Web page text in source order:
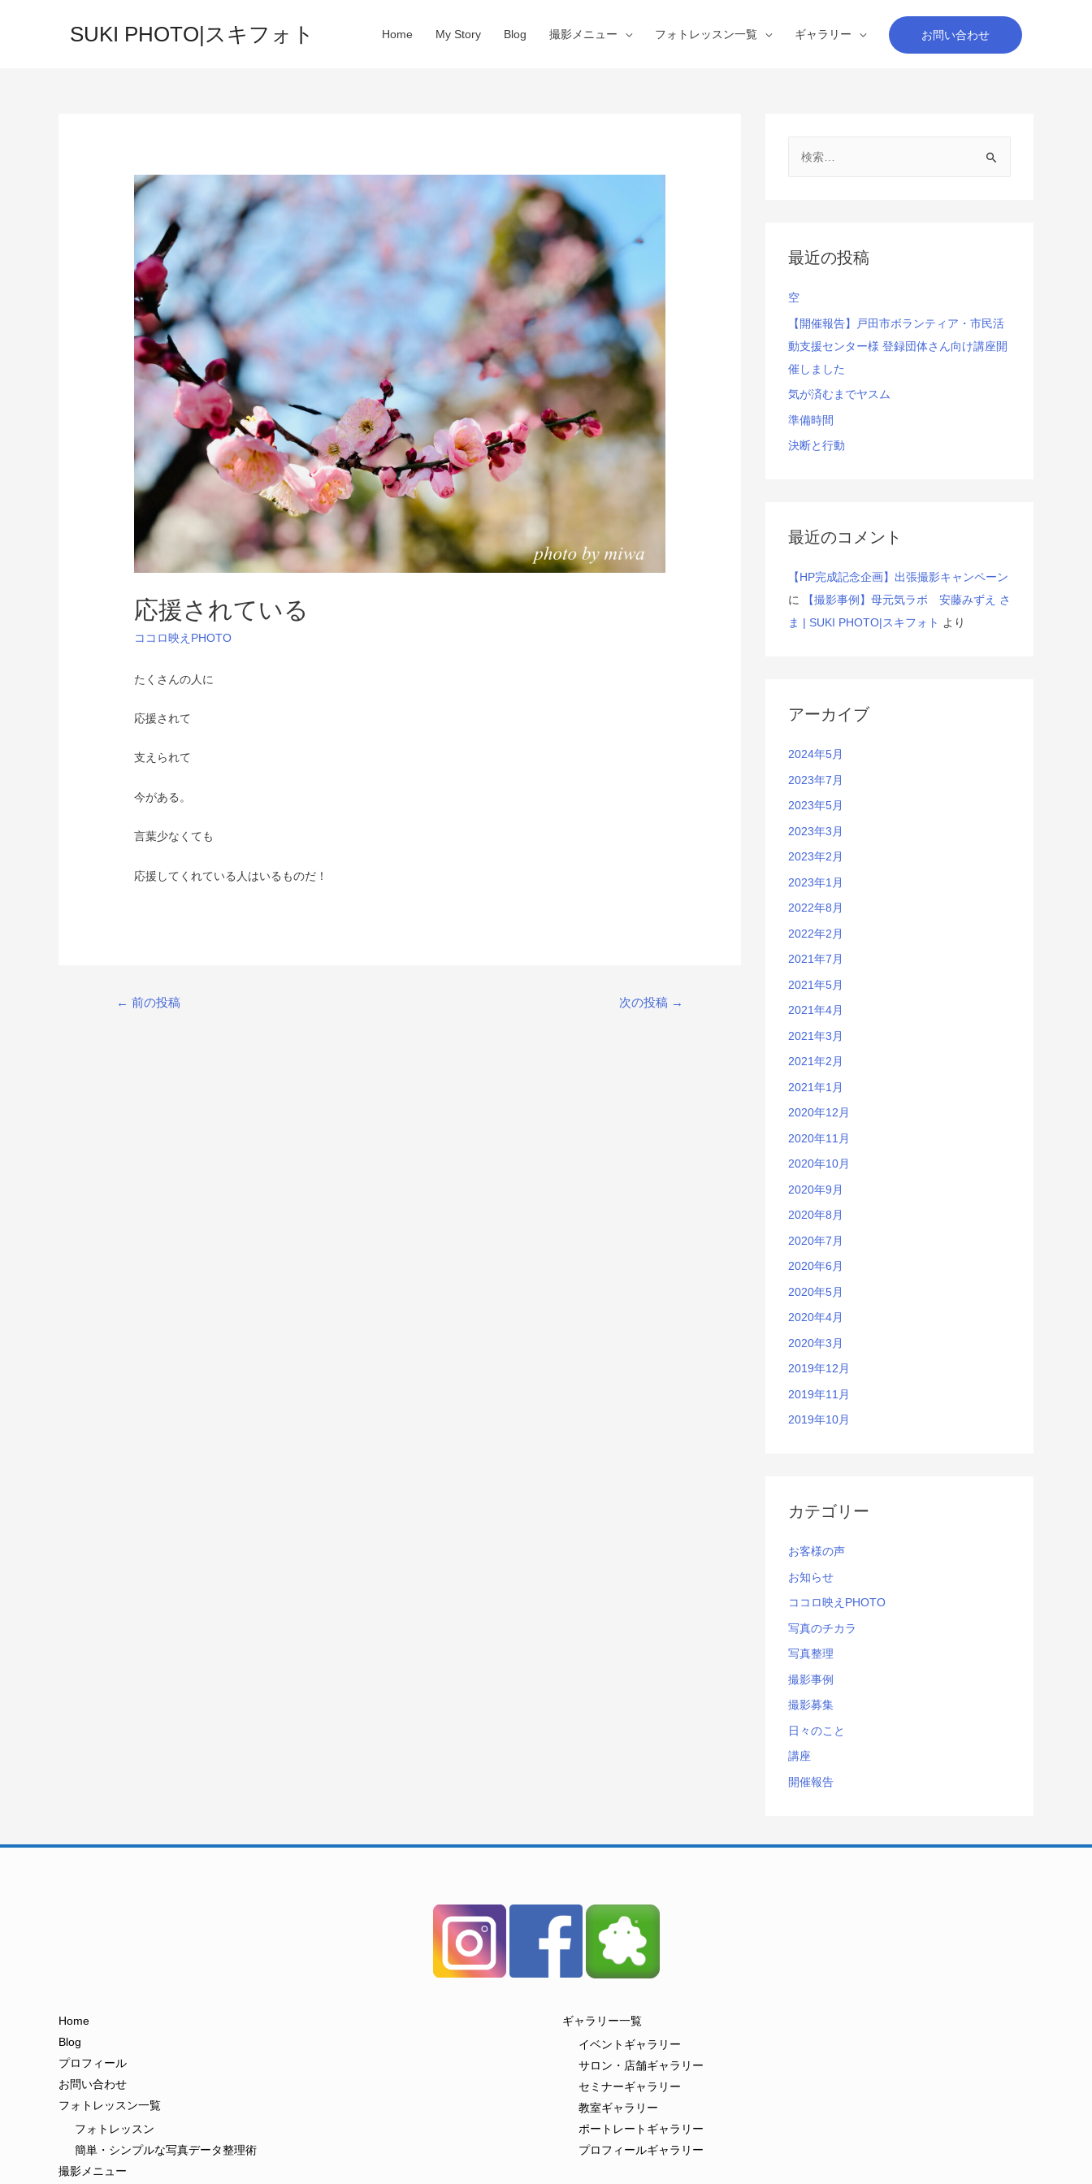
SUKI PHOTO|スキフォト Home My Story Blog 撮影メニュー フォトレッスン一覧 ギャラリー お問い合わせ
応援されている
ココロ映えPHOTO
たくさんの人に
応援されて
支えられて
今がある。
言葉少なくても
応援してくれている人はいるものだ！
投
← 前の投稿 次の投稿 →
最近の投稿
空
【開催報告】戸田市ボランティア・市民活
動支援センター様 登録団体さん向け講座開
催しました
気が済むまでヤスム
準備時間
決断と行動
最近のコメント
【HP完成記念企画】出張撮影キャンペーン
に
【撮影事例】母元気ラボ 安藤みずえ さ
ま | SUKI PHOTO|スキフォト より
アーカイブ
2024年5月
2023年7月
2023年5月
2023年3月
2023年2月
2023年1月
2022年8月
2022年2月
2021年7月
2021年5月
2021年4月
2021年3月
2021年2月
2021年1月
2020年12月
2020年11月
2020年10月
2020年9月
2020年8月
2020年7月
2020年6月
2020年5月
2020年4月
2020年3月
2019年12月
2019年11月
2019年10月
カテゴリー
お客様の声
お知らせ
ココロ映えPHOTO
写真のチカラ
写真整理
撮影事例
撮影募集
日々のこと
講座
開催報告
Home
Blog
プロフィール
お問い合わせ
フォトレッスン一覧
フォトレッスン
簡単・シンプルな写真データ整理術
撮影メニュー
ギャラリー一覧
イベントギャラリー
サロン・店舗ギャラリー
セミナーギャラリー
教室ギャラリー
ポートレートギャラリー
プロフィールギャラリー